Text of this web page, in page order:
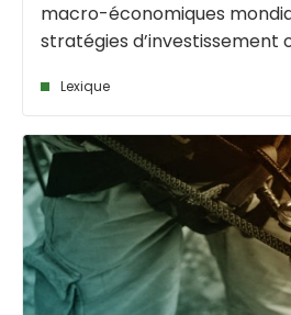
macro-économiques
stratégies d’investissement
Lexique